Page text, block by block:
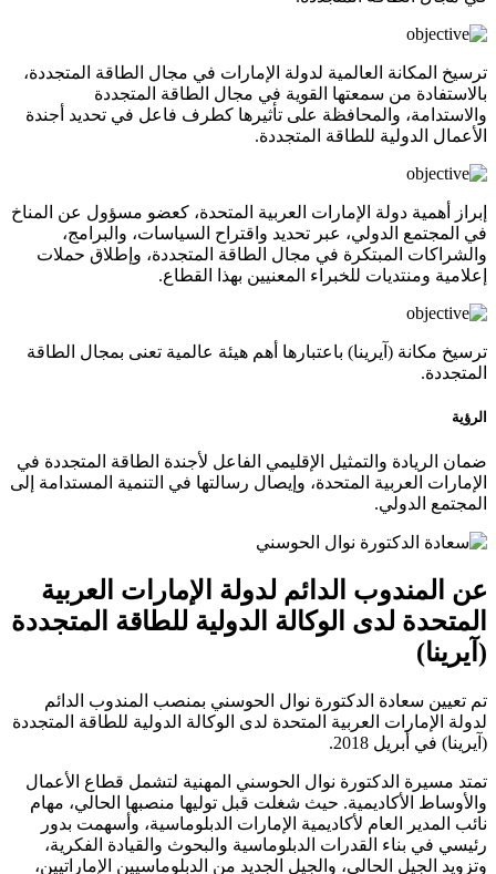
ترسيخ المكانة العالمية لدولة الإمارات في مجال الطاقة المتجددة،
بالاستفادة من سمعتها القوية في مجال الطاقة المتجددة
والاستدامة، والمحافظة على تأثيرها كطرف فاعل في تحديد أجندة
الأعمال الدولية للطاقة المتجددة.
إبراز أهمية دولة الإمارات العربية المتحدة، كعضو مسؤول عن المناخ
في المجتمع الدولي، عبر تحديد واقتراح السياسات، والبرامج،
والشراكات المبتكرة في مجال الطاقة المتجددة، وإطلاق حملات
إعلامية ومنتديات للخبراء المعنيين بهذا القطاع.
ترسيخ مكانة (آيرينا) باعتبارها أهم هيئة عالمية تعنى بمجال الطاقة
المتجددة.
الرؤية
ضمان الريادة والتمثيل الإقليمي الفاعل لأجندة الطاقة المتجددة في
الإمارات العربية المتحدة، وإيصال رسالتها في التنمية المستدامة إلى
المجتمع الدولي.
عن المندوب الدائم لدولة الإمارات العربية
المتحدة لدى الوكالة الدولية للطاقة المتجددة
(آيرينا)
تم تعيين سعادة الدكتورة نوال الحوسني بمنصب المندوب الدائم
لدولة الإمارات العربية المتحدة لدى الوكالة الدولية للطاقة المتجددة
(آيرينا) في أبريل 2018.
تمتد مسيرة الدكتورة نوال الحوسني المهنية لتشمل قطاع الأعمال
والأوساط الأكاديمية. حيث شغلت قبل توليها منصبها الحالي، مهام
نائب المدير العام لأكاديمية الإمارات الدبلوماسية، وأسهمت بدور
رئيسي في بناء القدرات الدبلوماسية والبحوث والقيادة الفكرية،
وتزويد الجيل الحالي، والجيل الجديد من الدبلوماسيين الإماراتيين،